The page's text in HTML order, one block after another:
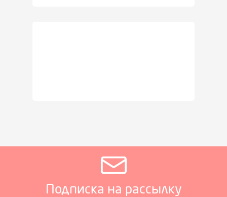
Подписка на рассылку